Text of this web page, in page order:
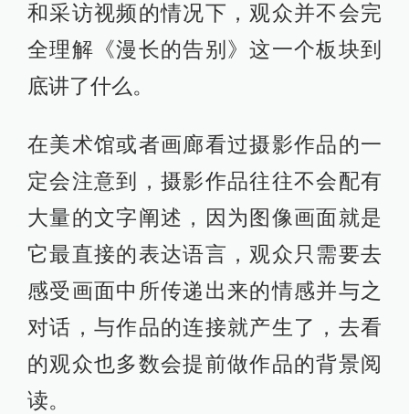
和采访视频的情况下，观众并不会完
全理解《漫长的告别》这一个板块到
底讲了什么。
在美术馆或者画廊看过摄影作品的一
定会注意到，摄影作品往往不会配有
大量的文字阐述，因为图像画面就是
它最直接的表达语言，观众只需要去
感受画面中所传递出来的情感并与之
对话，与作品的连接就产生了，去看
的观众也多数会提前做作品的背景阅
读。